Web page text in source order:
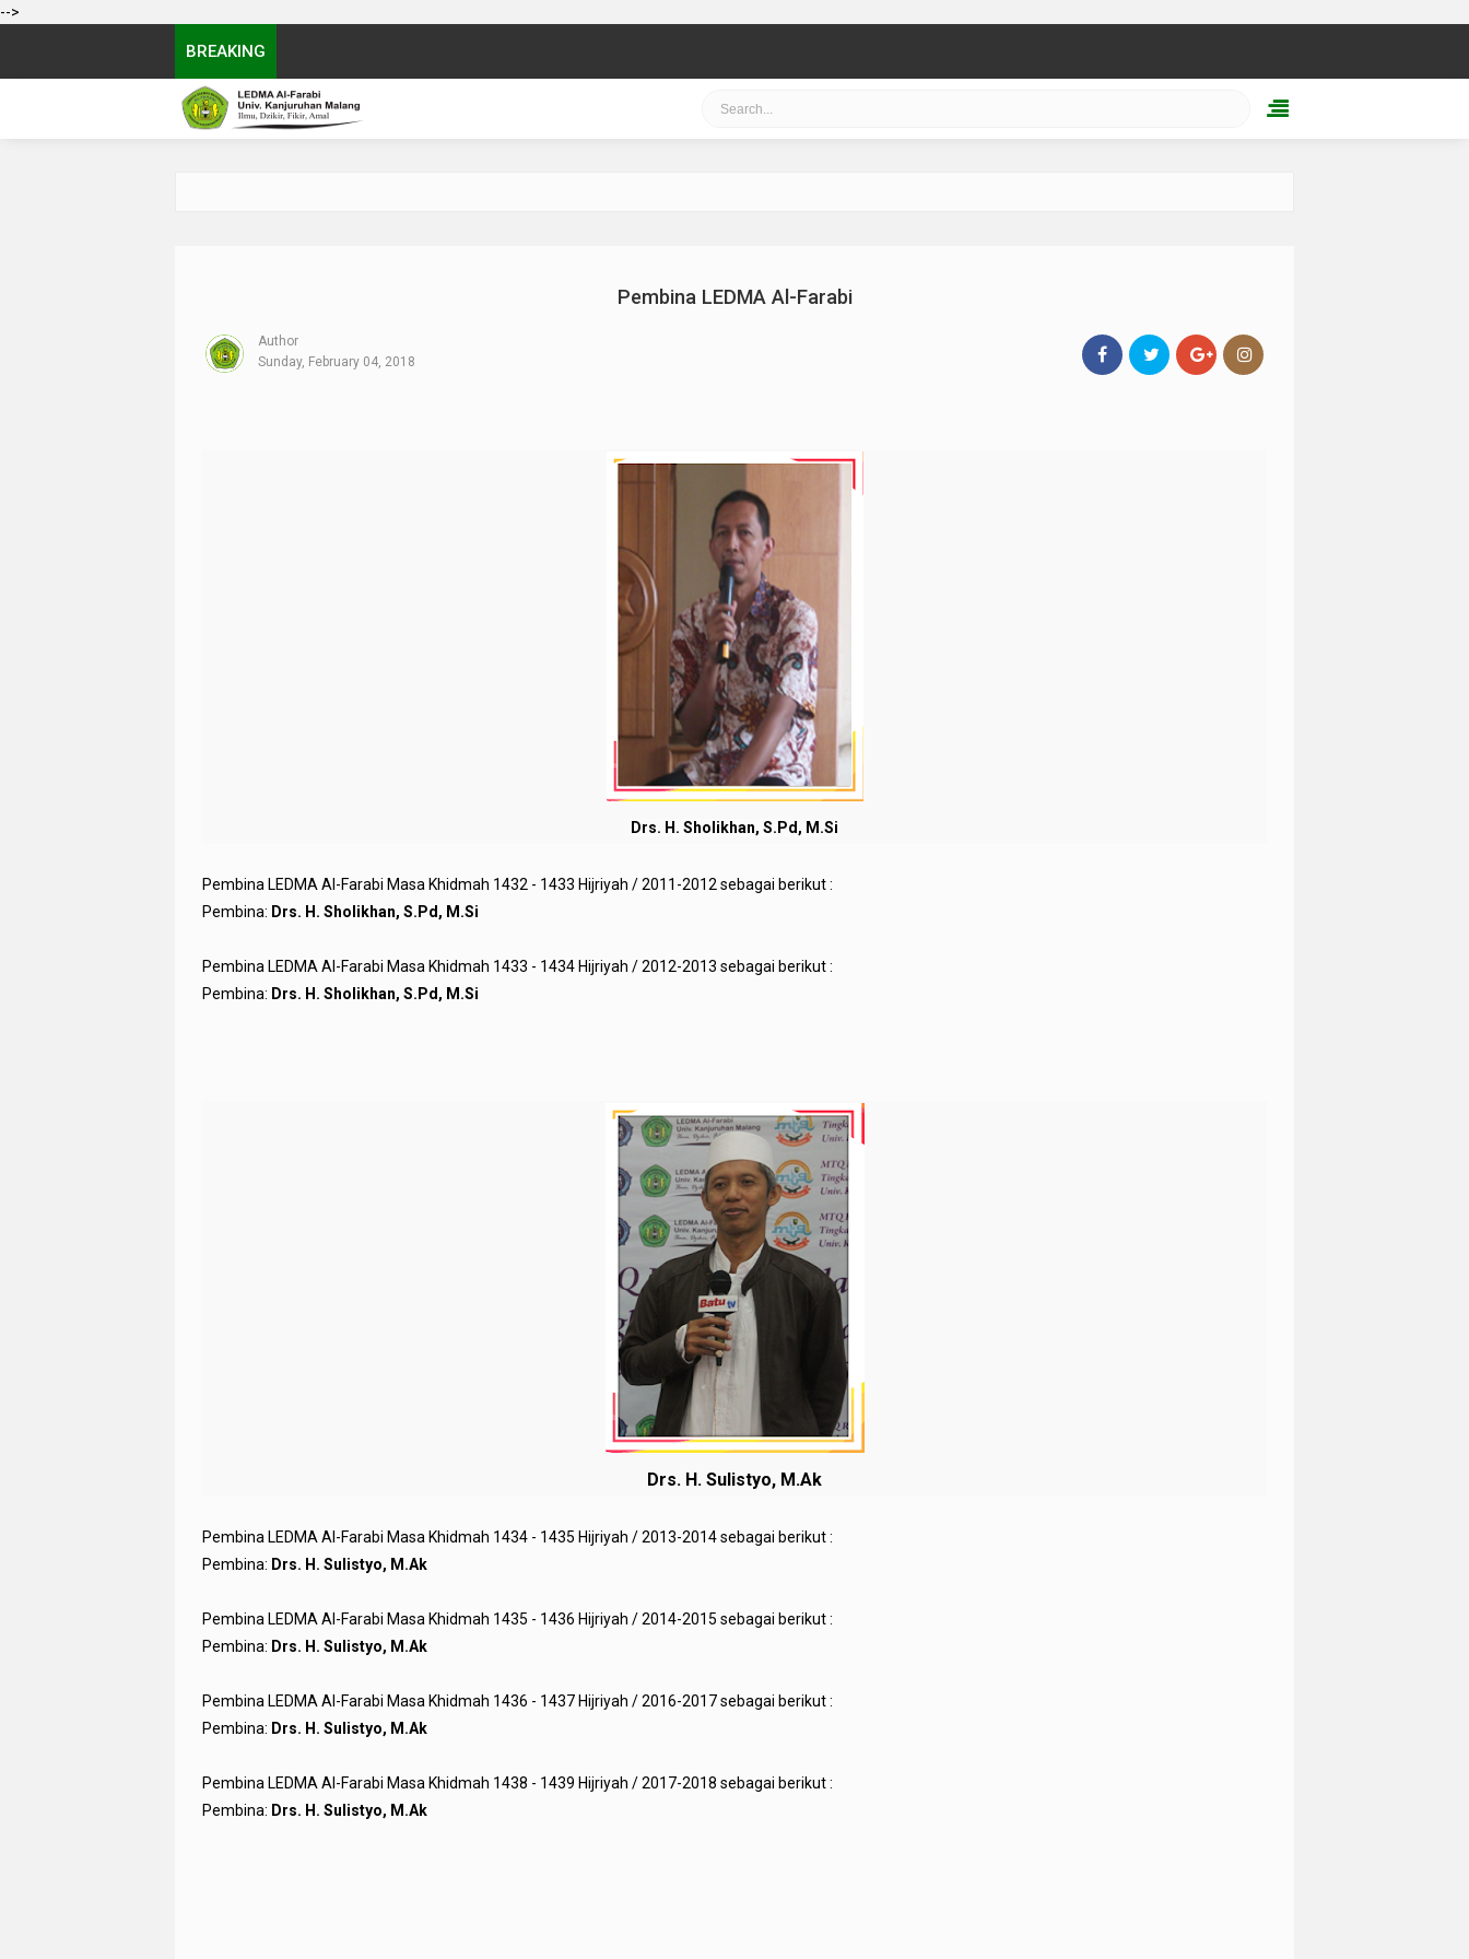
-->
BREAKING
Pembina LEDMA Al-Farabi
Author
Sunday, February 04, 2018
Drs. H. Sholikhan, S.Pd, M.Si
Pembina LEDMA Al-Farabi Masa Khidmah 1432 - 1433 Hijriyah / 2011-2012 sebagai berikut :
Pembina: Drs. H. Sholikhan, S.Pd, M.Si
Pembina LEDMA Al-Farabi Masa Khidmah 1433 - 1434 Hijriyah / 2012-2013 sebagai berikut :
Pembina: Drs. H. Sholikhan, S.Pd, M.Si
Drs. H. Sulistyo, M.Ak
Pembina LEDMA Al-Farabi Masa Khidmah 1434 - 1435 Hijriyah / 2013-2014 sebagai berikut :
Pembina: Drs. H. Sulistyo, M.Ak
Pembina LEDMA Al-Farabi Masa Khidmah 1435 - 1436 Hijriyah / 2014-2015 sebagai berikut :
Pembina: Drs. H. Sulistyo, M.Ak
Pembina LEDMA Al-Farabi Masa Khidmah 1436 - 1437 Hijriyah / 2016-2017 sebagai berikut :
Pembina: Drs. H. Sulistyo, M.Ak
Pembina LEDMA Al-Farabi Masa Khidmah 1438 - 1439 Hijriyah / 2017-2018 sebagai berikut :
Pembina: Drs. H. Sulistyo, M.Ak